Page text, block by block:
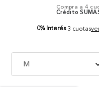
Compra a 4
Crédito
0% Interés 3 cuotas
M